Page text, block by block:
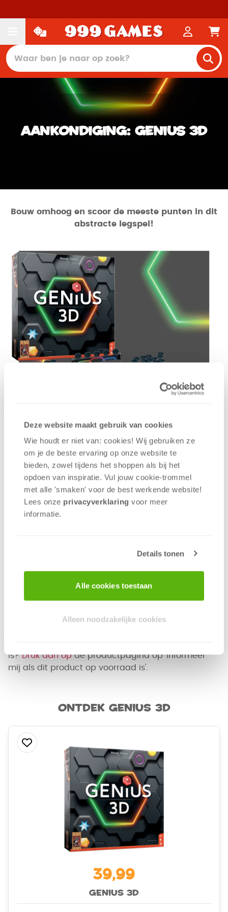
Deze website maakt gebruik van cookies
Wie houdt er niet van: cookies! Wij gebruiken ze
om je de beste ervaring op onze website te
bieden, zowel tijdens het shoppen als bij het
opdoen van inspiratie. Vul jouw cookie-trommel
met alle 'smaken' voor de best werkende website​!
Lees onze privacyverklaring voor meer
informatie.
Details tonen
Alle cookies toestaan
Alleen noodzakelijke cookies
Aankondiging: Genius 3D
Bouw omhoog en scoor de meeste punten in dit
abstracte legspel!
In dit abstracte legspel ontstaan bij elk nieuw
speelstuk op het bord nieuwe mogelijkheden en
dat in 3 dimensies. Overweeg goed waar je je
speelstukken legt en hou altijd alle kleuren in de
gaten. Want aan het einde bepaalt uitsluitend de
Waarom wil je dit spelen?
Eenvoudig te leren, moeilijk te winnen!
is?Druk dan opde productpagina op 'Informeer
mij als dit product op voorraad is'.
Ontdek Genius 3D
39,99
Genius 3D